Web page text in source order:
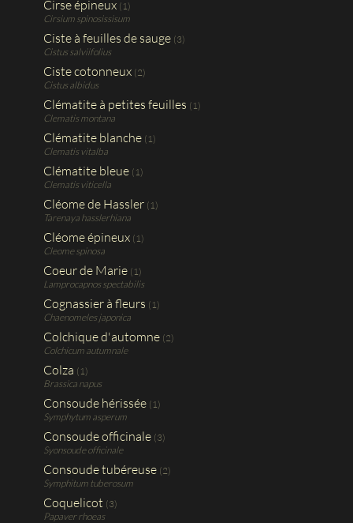
Cirse épineux (1)
Cirsium spinosissisum
Ciste à feuilles de sauge (3)
Cistus salviifolius
Ciste cotonneux (2)
Cistus albidus
Clématite à petites feuilles (1)
Clematis montana
Clématite blanche (1)
Clematis vitalba
Clématite bleue (1)
Clematis viticella
Cléome de Hassler (1)
Tarenaya hasslerhiana
Cléome épineux (1)
Cleome spinosa
Coeur de Marie (1)
Lamprocapnos spectabilis
Cognassier à fleurs (1)
Chaenomeles japonica
Colchique d'automne (2)
Colchicum autumnale
Colza (1)
Brassica napus
Consoude hérissée (1)
Symphytum asperum
Consoude officinale (3)
Syonsoude officinale
Consoude tubéreuse (2)
Symphitum tuberosum
Coquelicot (3)
Papaver rhoeas